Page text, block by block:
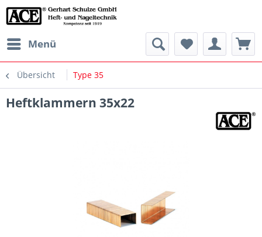
Menü
Übersicht Type 35
Heftklammern 35x22